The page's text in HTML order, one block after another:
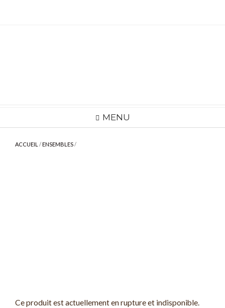
MENU
ACCUEIL /ENSEMBLES/
Ce produit est actuellement en rupture et indisponible.